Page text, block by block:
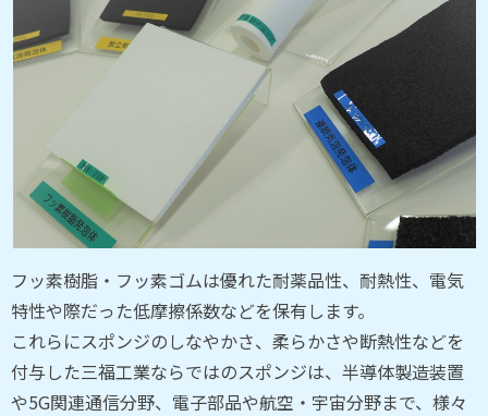
フッ素樹脂・フッ素ゴムは優れた耐薬品性、耐熱性、電気
特性や際だった低摩擦係数などを保有します。
これらにスポンジのしなやかさ、柔らかさや断熱性などを
付与した三福工業ならではのスポンジは、半導体製造装置
や5G関連通信分野、電子部品や航空・宇宙分野まで、様々